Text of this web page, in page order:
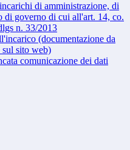
di amministrazione, di
di governo di cui all'art. 14, co.
n. 33/2013
(documentazione da
sul sito web)
comunicazione dei dati